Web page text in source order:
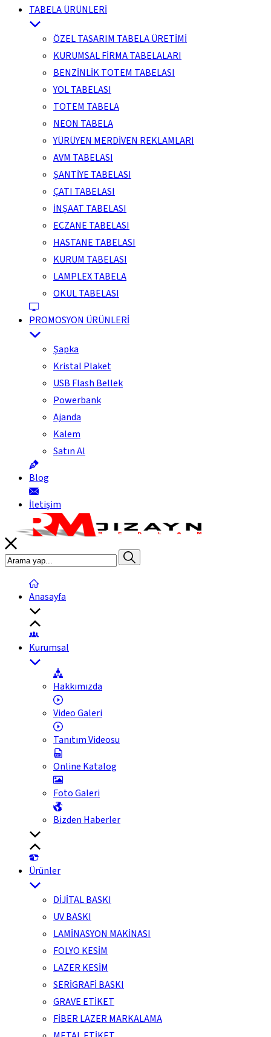
TABELA ÜRÜNLERİ
ÖZEL TASARIM TABELA ÜRETİMİ
KURUMSAL FİRMA TABELALARI
BENZİNLİK TOTEM TABELASI
YOL TABELASI
TOTEM TABELA
NEON TABELA
YÜRÜYEN MERDİVEN REKLAMLARI
AVM TABELASI
ŞANTİYE TABELASI
ÇATI TABELASI
İNŞAAT TABELASI
ECZANE TABELASI
HASTANE TABELASI
KURUM TABELASI
LAMPLEX TABELA
OKUL TABELASI
PROMOSYON ÜRÜNLERİ
Şapka
Kristal Plaket
USB Flash Bellek
Powerbank
Ajanda
Kalem
Satın Al
Blog
İletişim
Anasayfa
Kurumsal
Hakkımızda
Video Galeri
Tanıtım Videosu
Online Katalog
Foto Galeri
Bizden Haberler
Ürünler
DİJİTAL BASKI
UV BASKI
LAMİNASYON MAKİNASI
FOLYO KESİM
LAZER KESİM
SERİGRAFİ BASKI
GRAVE ETİKET
FİBER LAZER MARKALAMA